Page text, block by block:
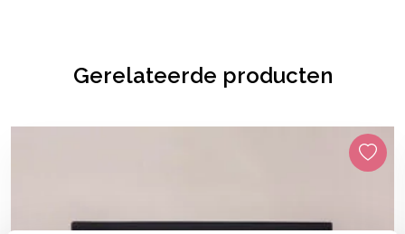
Gerelateerde producten